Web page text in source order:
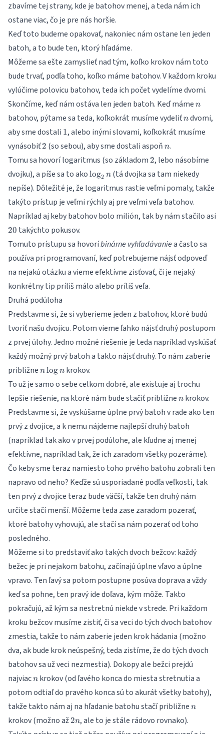
zbavíme tej strany, kde je batohov menej, a teda nám ich
ostane viac, čo je pre nás horšie.
Keď toto budeme opakovať, nakoniec nám ostane len jeden
batoh, a to bude ten, ktorý hľadáme.
Môžeme sa ešte zamyslieť nad tým, koľko krokov nám toto
bude trvať, podľa toho, koľko máme batohov. V každom kroku
vylúčime polovicu batohov, teda ich počet vydelíme dvomi.
Skončíme, keď nám ostáva len jeden batoh. Keď máme n
n
batohov, pýtame sa teda, koľkokrát musíme vydeliťn
ndvomi,
aby sme dostali 1
1, alebo inými slovami, koľkokrát musíme
vynásobiť 2
2 (so sebou), aby sme dostali aspoň n
n.
Tomu sa hovorí logaritmus (so základom 2
2, lebo násobíme
dvojku), a píše sa to ako \log_2
log2 n (tá dvojka sa tam niekedy
nepíše). Dôležité je, že logaritmus rastie veľmi pomaly, takže
takýto prístup je veľmi rýchly aj pre veľmi veľa batohov.
Napríklad aj keby batohov bolo milión, tak by nám stačilo asi
20
20 takýchto pokusov.
Tomuto prístupu sa hovoríbinárne vyhľadávaniea často sa
používa pri programovaní, keď potrebujeme nájsť odpoveď
na nejakú otázku a vieme efektívne zisťovať, či je nejaký
konkrétny tip príliš málo alebo príliš veľa.
Druhá podúloha
Predstavme si, že si vyberieme jeden z batohov, ktoré budú
tvoriť našu dvojicu. Potom vieme ľahko nájsť druhý postupom
z prvej úlohy. Jedno možné riešenie je teda napríklad vyskúšať
každý možný prvý batoh a takto nájsť druhý. To nám zaberie
približne n\log
nlog nkrokov.
To už je samo o sebe celkom dobré, ale existuje aj trochu
lepšie riešenie, na ktoré nám bude stačiť približne n
n krokov.
Predstavme si, že vyskúšame úplne prvý batoh v rade ako ten
prvý z dvojice, a k nemu nájdeme najlepší druhý batoh
(napríklad tak ako v prvej podúlohe, ale kľudne aj menej
efektívne, napríklad tak, že ich zaradom všetky pozeráme).
Čo keby sme teraz namiesto toho prvého batohu zobrali ten
napravo od neho? Keďže sú usporiadané podľa veľkosti, tak
ten prvý z dvojice teraz bude väčší, takže ten druhý nám
určite stačí menší. Môžeme teda zase zaradom pozerať,
ktoré batohy vyhovujú, ale stačí sa nám pozerať od toho
posledného.
Môžeme si to predstaviť ako takých dvoch bežcov: každý
bežec je pri nejakom batohu, začínajú úplne vľavo a úplne
vpravo. Ten ľavý sa potom postupne posúva doprava a vždy
keď sa pohne, ten pravý ide doľava, kým môže. Takto
pokračujú, až kým sa nestretnú niekde v strede. Pri každom
kroku bežcov musíme zistiť, či sa veci do tých dvoch batohov
zmestia, takže to nám zaberie jeden krok hádania (možno
dva, ak bude krok neúspešný, teda zistíme, že do tých dvoch
batohov sa už veci nezmestia). Dokopy ale bežci prejdú
najviacn
n krokov (od ľavého konca do miesta stretnutia a
potom odtiaľ do pravého konca sú to akurát všetky batohy),
takže takto nám aj na hľadanie batohu stačí približne n
n
krokov (možno až 2n
2n, ale to je stále rádovo rovnako).